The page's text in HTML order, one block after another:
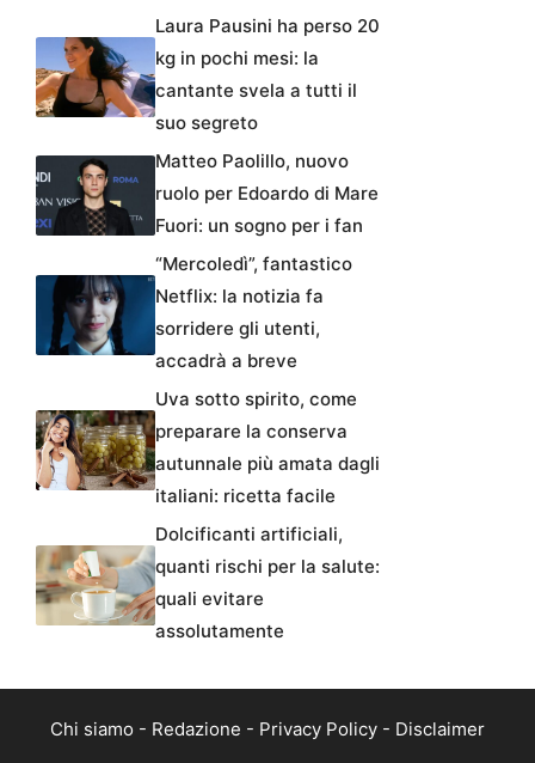
Laura Pausini ha perso 20
kg in pochi mesi: la
cantante svela a tutti il
suo segreto
Matteo Paolillo, nuovo
ruolo per Edoardo di Mare
Fuori: un sogno per i fan
“Mercoledì”, fantastico
Netflix: la notizia fa
sorridere gli utenti,
accadrà a breve
Uva sotto spirito, come
preparare la conserva
autunnale più amata dagli
italiani: ricetta facile
Dolcificanti artificiali,
quanti rischi per la salute:
quali evitare
assolutamente
Chi siamo - Redazione - Privacy Policy - Disclaimer